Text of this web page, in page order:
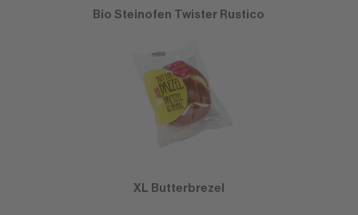
Bio Steinofen Twister Rustico
XL Butterbrezel